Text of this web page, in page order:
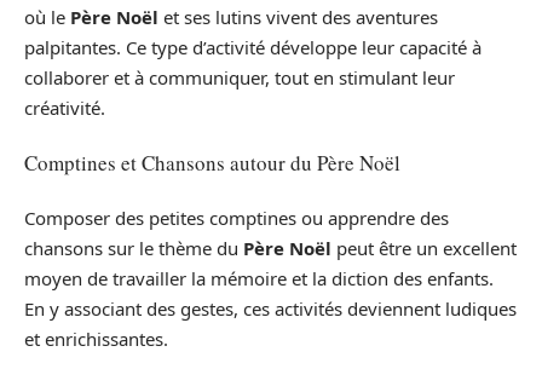
où le Père Noël et ses lutins vivent des aventures
palpitantes. Ce type d’activité développe leur capacité à
collaborer et à communiquer, tout en stimulant leur
créativité.
Comptines et Chansons autour du Père Noël
Composer des petites comptines ou apprendre des
chansons sur le thème du Père Noël peut être un excellent
moyen de travailler la mémoire et la diction des enfants.
En y associant des gestes, ces activités deviennent ludiques
et enrichissantes.